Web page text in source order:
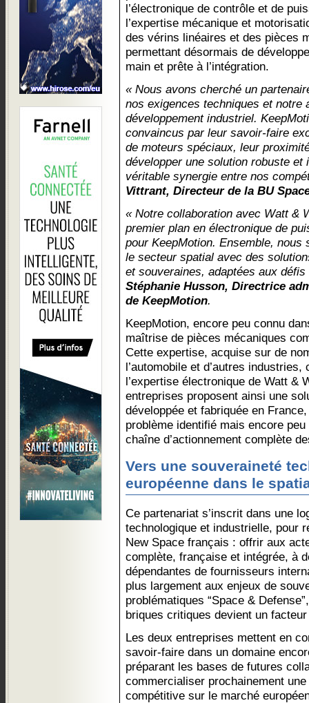
l’électronique de contrôle et de
l’expertise mécanique et
des vérins linéaires et des pièces
permettant désormais de
main et prête à l’intégration.
« Nous avons cherché un
nos exigences techniques et notre
développement industriel.
convaincus par leur savoir-faire
de moteurs spéciaux, leur
développer une solution robuste et
véritable synergie entre nos
Vittrant, Directeur de la BU
« Notre collaboration avec Watt &
premier plan en électronique de
pour KeepMotion. Ensemble,
le secteur spatial avec des
et souveraines, adaptées aux
Stéphanie Husson, Directrice
de KeepMotion.
KeepMotion, encore peu connu
maîtrise de pièces mécaniques
Cette expertise, acquise sur de
l’automobile et d’autres
l’expertise électronique de Watt &
entreprises proposent ainsi une
développée et fabriquée en
problème identifié mais encore
chaîne d’actionnement complète
Vers une souveraineté
européenne dans le
Ce partenariat s’inscrit dans une
technologique et industrielle, pour
New Space français : offrir aux
complète, française et intégrée, à
dépendantes de fournisseurs
plus largement aux enjeux de
problématiques “Space &
briques critiques devient un
Les deux entreprises mettent en
savoir-faire dans un domaine
préparant les bases de futures
commercialiser prochainement
compétitive sur le marché